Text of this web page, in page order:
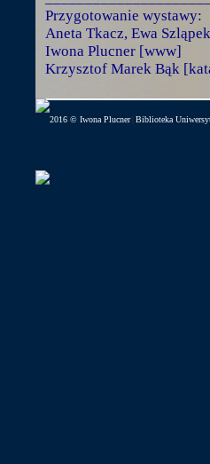
Przygotowanie wystawy:
Aneta Tkacz, Ewa
Iwona Plucner [www]
Krzysztof Marek Bąk
2016 © Iwona Plucner| Biblioteka